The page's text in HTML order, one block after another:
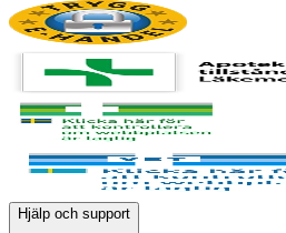
Hjälp och support